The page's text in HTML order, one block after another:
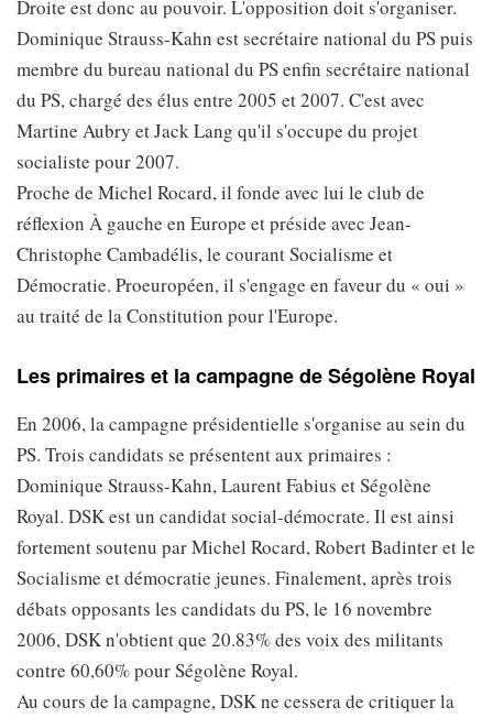
Droite est donc au pouvoir. L'opposition doit s'organiser.
Dominique Strauss-Kahn est secrétaire national du PS puis
membre du bureau national du PS enfin secrétaire national
du PS, chargé des élus entre 2005 et 2007. C'est avec
Martine Aubry et Jack Lang qu'il s'occupe du projet
socialiste pour 2007.
Proche de Michel Rocard, il fonde avec lui le club de
réflexion À gauche en Europe et préside avec Jean-
Christophe Cambadélis, le courant Socialisme et
Démocratie. Proeuropéen, il s'engage en faveur du « oui »
au traité de la Constitution pour l'Europe.
Les primaires et la campagne de Ségolène Royal
En 2006, la campagne présidentielle s'organise au sein du
PS. Trois candidats se présentent aux primaires :
Dominique Strauss-Kahn, Laurent Fabius et Ségolène
Royal. DSK est un candidat social-démocrate. Il est ainsi
fortement soutenu par Michel Rocard, Robert Badinter et le
Socialisme et démocratie jeunes. Finalement, après trois
débats opposants les candidats du PS, le 16 novembre
2006, DSK n'obtient que 20.83% des voix des militants
contre 60,60% pour Ségolène Royal.
Au cours de la campagne, DSK ne cessera de critiquer la